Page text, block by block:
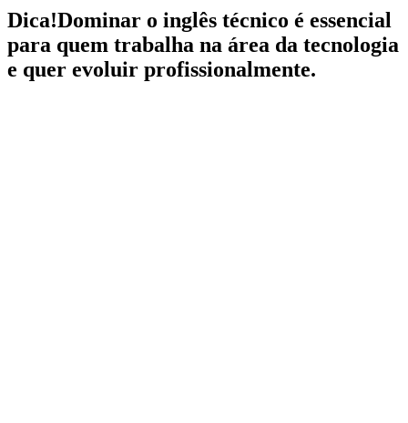
Dica!Dominar o inglês técnico é essencial
para quem trabalha na área da tecnologia
e quer evoluir profissionalmente.